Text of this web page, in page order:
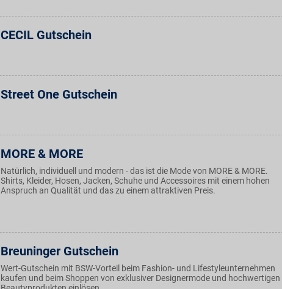
CECIL Gutschein
Street One Gutschein
MORE & MORE
Natürlich, individuell und modern - das ist die Mode von MORE & MORE.
Shirts, Kleider, Hosen, Jacken, Schuhe und Accessoires mit einem hohen
Anspruch an Qualität und das zu einem attraktiven Preis.
Breuninger Gutschein
Wert-Gutschein mit BSW-Vorteil beim Fashion- und Lifestyleunternehmen
kaufen und beim Shoppen von exklusiver Designermode und hochwertigen